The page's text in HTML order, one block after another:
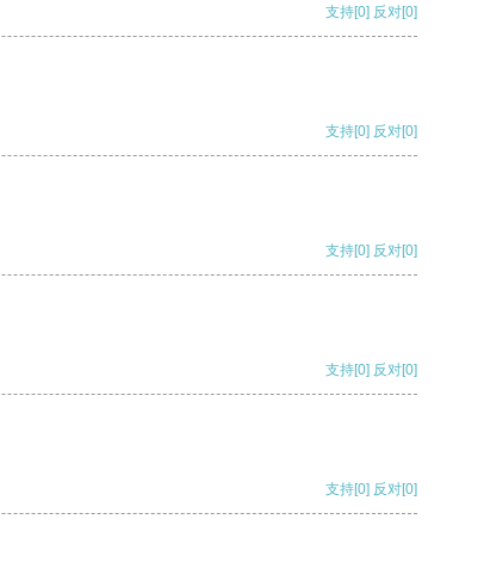
支持[0] 反对[0]
支持[0] 反对[0]
支持[0] 反对[0]
支持[0] 反对[0]
支持[0] 反对[0]